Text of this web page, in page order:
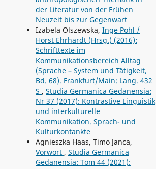
der Literatur von der Frühen
Neuzeit bis zur Gegenwart
Izabela Olszewska, Inge Pohl /
Horst Ehrhardt (Hrsg.) (2016):
Schrifttexte im
Kommunikationsbereich Alltag
(Sprache – System und Tätigkeit,
Bd. 68). Frankfurt/Main: Lang. 432
S , Studia Germanica Gedanensia:
Nr 37 (2017): Kontrastive Linguistik
und interkulturelle
Kommunikation. Sprach- und
Kulturkontankte
Agnieszka Haas, Timo Janca,
Vorwort , Studia Germanica
Gedanensia: Tom 44 (2021):